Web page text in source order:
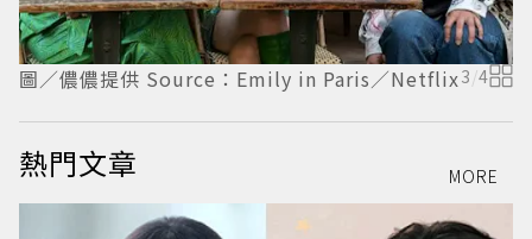
圖／儂儂提供 Source：Emily in Paris／Netflix3 /4
熱門文章 MORE